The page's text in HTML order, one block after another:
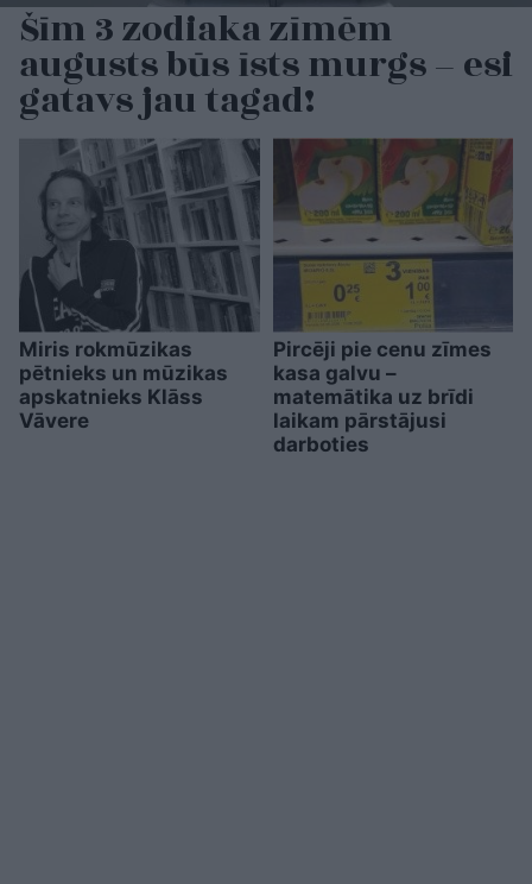
Šīm 3 zodiaka zīmēm
augusts būs īsts murgs – esi
gatavs jau tagad!
Miris rokmūzikas
pētnieks un mūzikas
apskatnieks Klāss
Vāvere
Pircēji pie cenu zīmes
kasa galvu –
matemātika uz brīdi
laikam pārstājusi
darboties